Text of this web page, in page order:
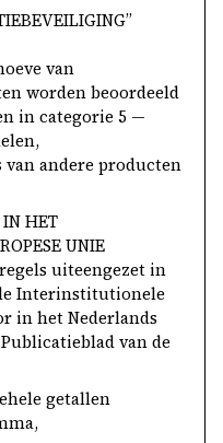
van
worden beoordeeld
in categorie 5 —
andere producten
IN HET
UNIE
uiteengezet in
Interinstitutionele
in het Nederlands
Publicatieblad van de
getallen